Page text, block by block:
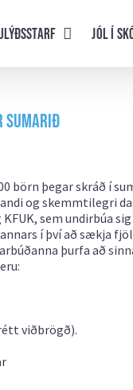
Jól í
sumarið
þegar skráð í
og skemmtilegri
sem undirbúa
í því að sækja
þurfa að
viðbrögð).